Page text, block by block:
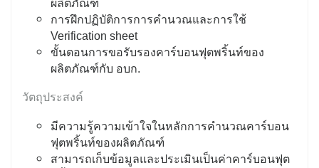
ผลิตภัณฑ์
การฝึกปฏิบัติการการคำนวณและการใช้
Verification sheet
ขั้นตอนการขอรับรองคาร์บอนฟุตพริ้นท์ของ
ผลิตภัณฑ์กับ อบก.
วัตถุประสงค์
มีความรู้ความเข้าใจในหลักการคำนวณคาร์บอน
ฟุตพริ้นท์ของผลิตภัณฑ์
สามารถเก็บข้อมูลและประเมินเป็นค่าคาร์บอนฟุต